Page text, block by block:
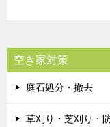
空き家対策
庭石処分・撤去
草刈り・芝刈り・